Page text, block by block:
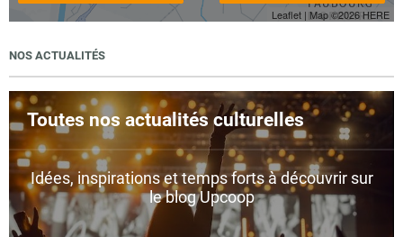
Leaflet | Map ©2026HERE
NOS ACTUALITÉS
Toutes nos actualités culturelles
Idées, inspirations et temps forts à découvrir sur
le blog Upcoop